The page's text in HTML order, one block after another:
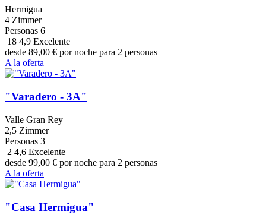
Hermigua
4 Zimmer
Personas 6
18 4,9 Excelente
desde 89,00 € por noche para 2 personas
A la oferta
"Varadero - 3A"
Valle Gran Rey
2,5 Zimmer
Personas 3
2 4,6 Excelente
desde 99,00 € por noche para 2 personas
A la oferta
"Casa Hermigua"